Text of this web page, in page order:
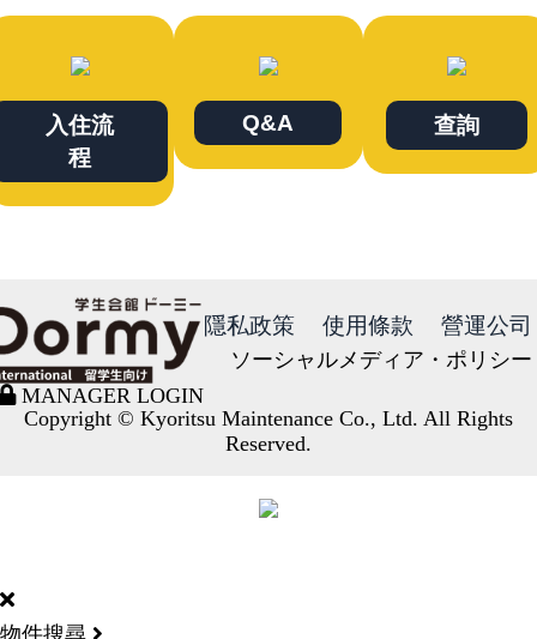
入住流
程
Q&A 查詢
MANAGER LOGIN
隱私政策 使用條款 營運公司
ソーシャルメディア・ポリシー
Copyright © Kyoritsu Maintenance Co., Ltd. All Rights
Reserved.
物件搜尋